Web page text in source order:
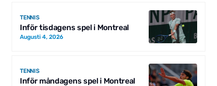
TENNIS
Inför tisdagens spel i Montreal
Augusti 4, 2026
TENNIS
Inför måndagens spel i Montreal